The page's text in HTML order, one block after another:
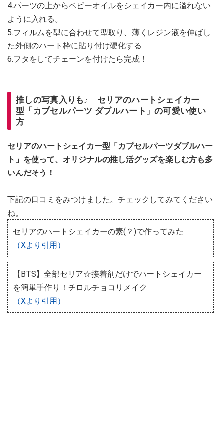
4.パーツの上からベビーオイルをシェイカー内に溢れない
ように入れる。
5.フィルムを型に合わせて型取り、薄くレジン液を伸ばし
た外側のハート枠に貼り付け硬化する
6.フタをしてチェーンを付けたら完成！
推しの写真入りも♪ セリアのハートシェイカー
型「カプセルパーツ ダブルハート」の可愛い使い
方
セリアのハートシェイカー型「カプセルパーツダブルハー
ト」を使って、オリジナルの推し活グッズを楽しむ方も多
いんだそう！
下記の口コミをみつけました。チェックしてみてください
ね。
セリアのハートシェイカーの素(？)で作ってみた
（Xより引用）
【BTS】全部セリア☆接着剤だけでハートシェイカー
を簡単手作り！チロルチョコリメイク
（Xより引用）